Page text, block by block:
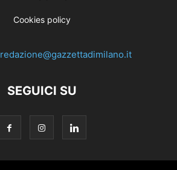
Cookies policy
redazione@gazzettadimilano.it
SEGUICI SU